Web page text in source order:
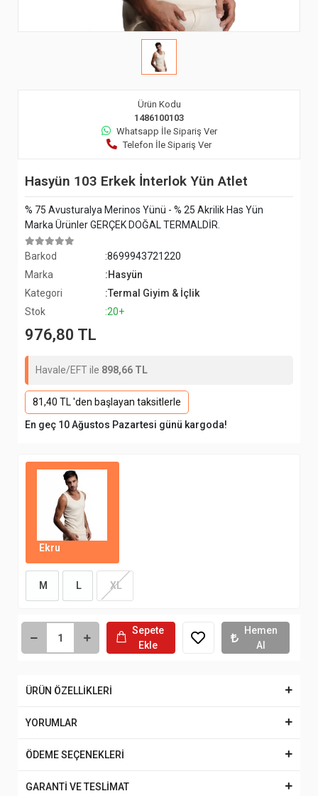
Ürün Kodu
1486100103
Whatsapp İle Sipariş Ver
Telefon İle Sipariş Ver
Hasyün 103 Erkek İnterlok Yün Atlet
% 75 Avusturalya Merinos Yünü - % 25 Akrilik Has Yün
Marka Ürünler GERÇEK DOĞAL TERMALDİR.
Barkod
:8699943721220
Marka
:Hasyün
Kategori
:Termal Giyim & İçlik
Stok
:20+
976,80 TL
Havale/EFT ile 898,66 TL
81,40 TL 'den başlayan taksitlerle
En geç 10 Ağustos Pazartesi günü kargoda!
Ekru
M L XL
Sepete
Ekle
Hemen
Al
ÜRÜN ÖZELLİKLERİ
YORUMLAR
ÖDEME SEÇENEKLERİ
GARANTİ VE TESLİMAT